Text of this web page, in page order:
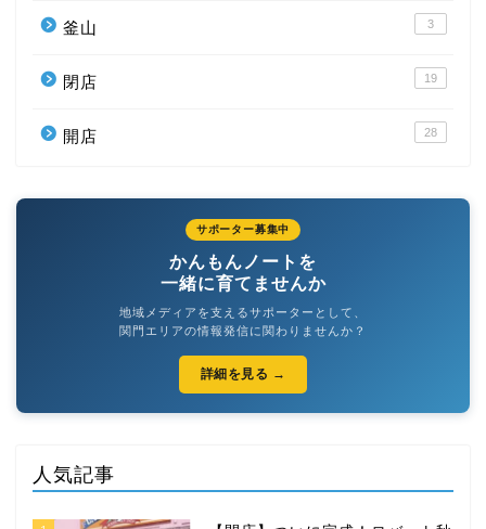
釜山 3
閉店 19
開店 28
サポーター募集中
かんもんノートを
一緒に育てませんか
地域メディアを支えるサポーターとして、
関門エリアの情報発信に関わりませんか？
詳細を見る →
人気記事